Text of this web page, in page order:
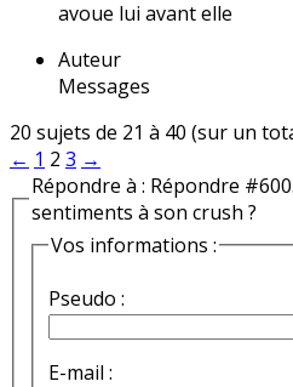
avoue lui avant elle
Auteur
Messages
20 sujets de 21 à 40 (sur un
← 1 2 3 →
Répondre à : Répondre
sentiments à son crush ?
Vos informations :
Pseudo :
E-mail :